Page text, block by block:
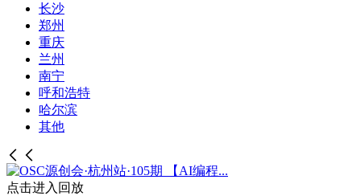
长沙
郑州
重庆
兰州
南宁
呼和浩特
哈尔滨
其他
点击进入回放